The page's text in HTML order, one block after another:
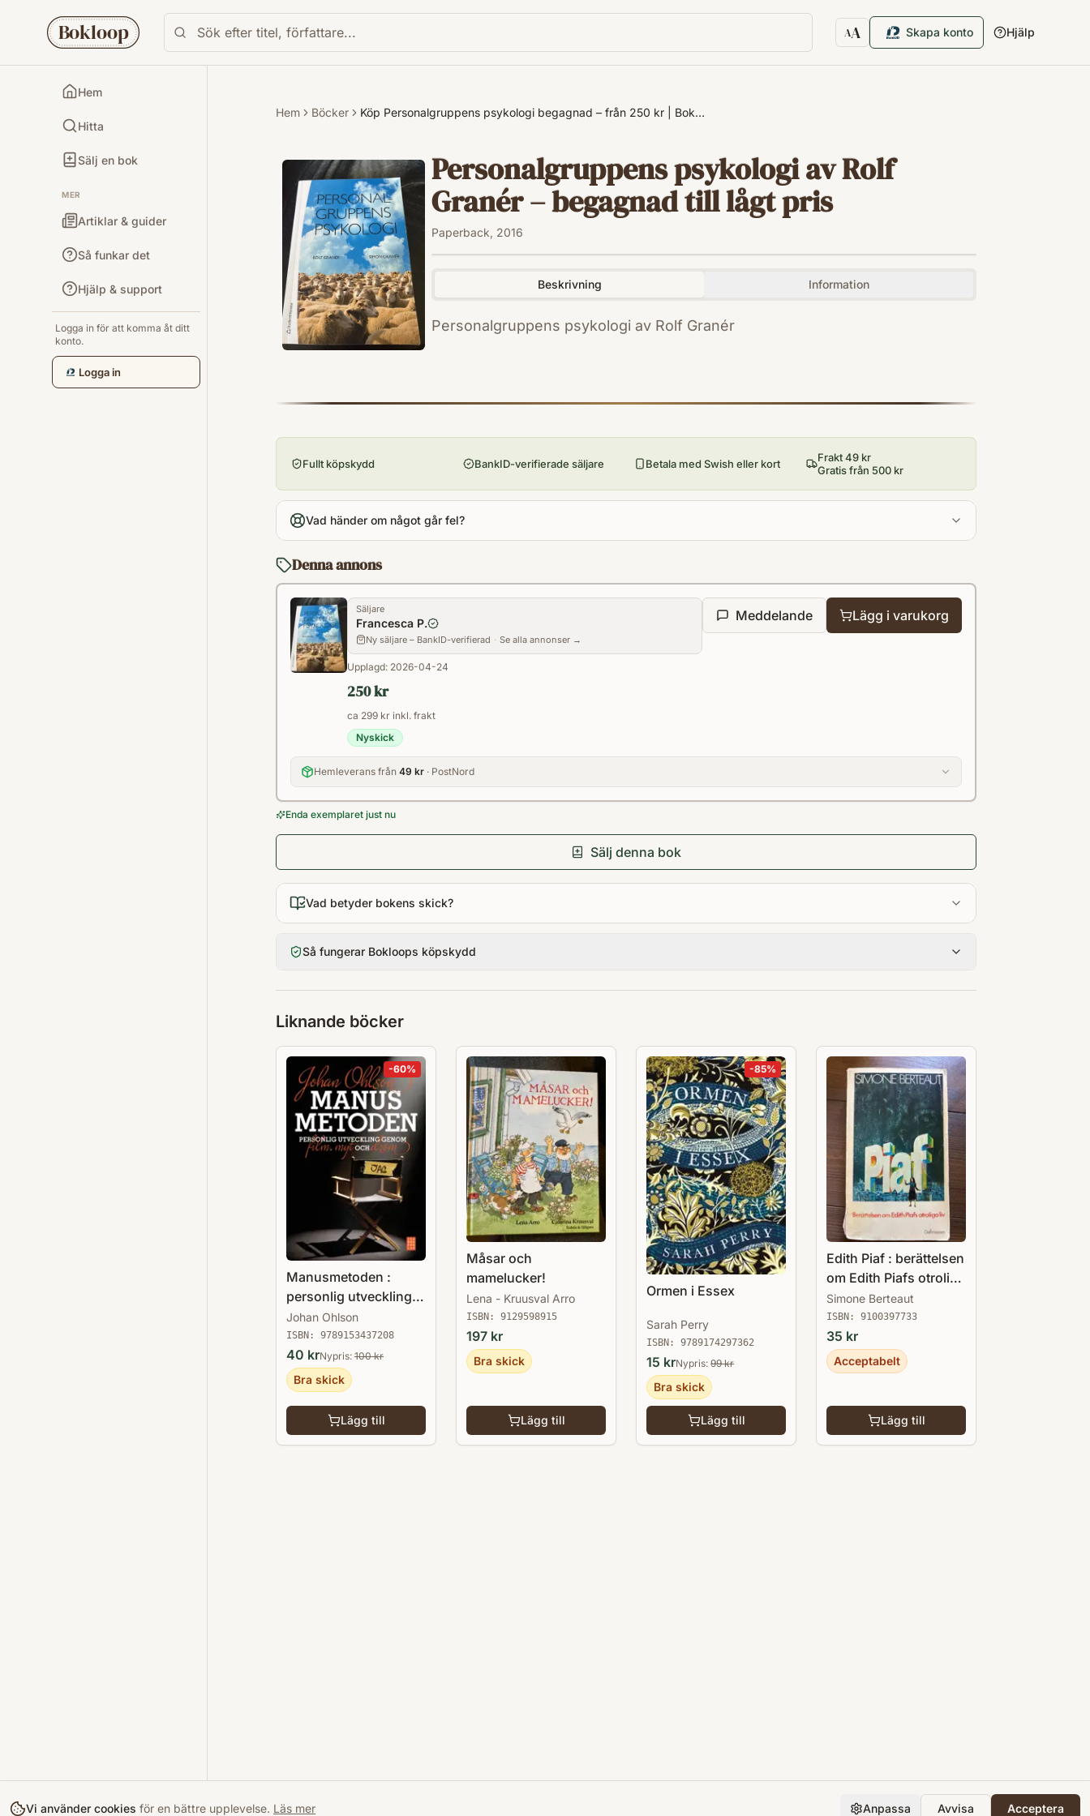
Bokloop AA
Textstorlek
Skapa konto Hjälp
Hem
Hitta
Sälj en bok
MER
Artiklar & guider
Så funkar det
Hjälp & support
Logga in för att komma åt ditt
konto.
Logga in
Hem Böcker Köp Personalgruppens psykologi begagnad – från 250 kr | Bok…
Personalgruppens psykologi av Rolf
Granér – begagnad till lågt pris
Paperback, 2016
Beskrivning Information
Personalgruppens psykologi av Rolf Granér
Antal sidor
sv
Kategori
V
Paperback
Fullt köpskydd BankID-verifierade säljare Betala med Swish eller kort
Frakt 49 kr
Gratis från 500 kr
Vad händer om något går fel?
Denna annons
Säljare
Francesca P.
Ny säljare – BankID-verifierad · Se alla annonser →
Upplagd: 2026-04-24
250 kr
ca 299 kr inkl. frakt
Nyskick
Meddelande Lägg i varukorg
Hemleverans från 49 kr · PostNord
Enda exemplaret just nu
Sälj denna bok
Vad betyder bokens skick?
Så fungerar Bokloops köpskydd
Liknande böcker
-60%
Manusmetoden :
personlig utveckling
genom dröm, film och
myt
Johan Ohlson
ISBN: 9789153437208
40 krNypris: 100kr
Bra skick
Lägg till
Måsar och
mamelucker!
Lena - Kruusval Arro
ISBN: 9129598915
197 kr
Bra skick
Lägg till
-85%
Ormen i Essex
Sarah Perry
ISBN: 9789174297362
15 krNypris: 99kr
Bra skick
Lägg till
Edith Piaf : berättelsen
om Edith Piafs otroliga
liv
Simone Berteaut
ISBN: 9100397733
35 kr
Acceptabelt
Lägg till
Vi använder cookies för en bättre upplevelse. Läs mer Anpassa Avvisa Acceptera